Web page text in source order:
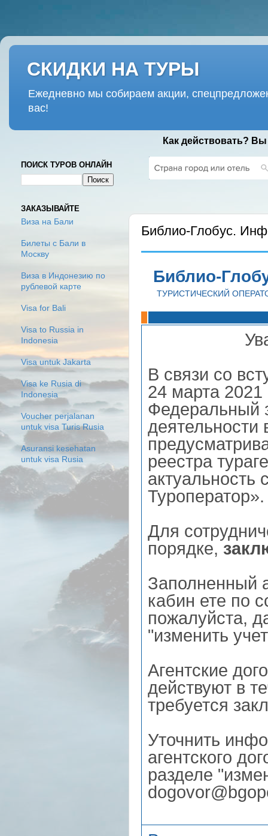
СКИДКИ НА ТУРЫ
Ежедневно мы собираем акции,
вас!
Как действовать?
Библио-Глобус.
Библио-
ТУРИСТИЧЕСКИЙ
В связи со
24 марта
Федеральный
деятельности
реестра
Туроператор».
Для
порядке,
Заполненный
кабин ете по
пожалуйста,
"изменить
Агентские
действуют в
требуется
Уточнить
агентского
разделе
ПОИСК ТУРОВ ОНЛАЙН
ЗАКАЗЫВАЙТЕ
Виза на Бали
Билеты с Бали в
Москву
Виза в Индонезию по
рублевой карте
Visa for Bali
Visa to Russia in
Indonesia
Visa untuk Jakarta
Visa ke Rusia di
Indonesia
Voucher perjalanan
untuk visa Turis Rusia
Asuransi kesehatan
untuk visa Rusia